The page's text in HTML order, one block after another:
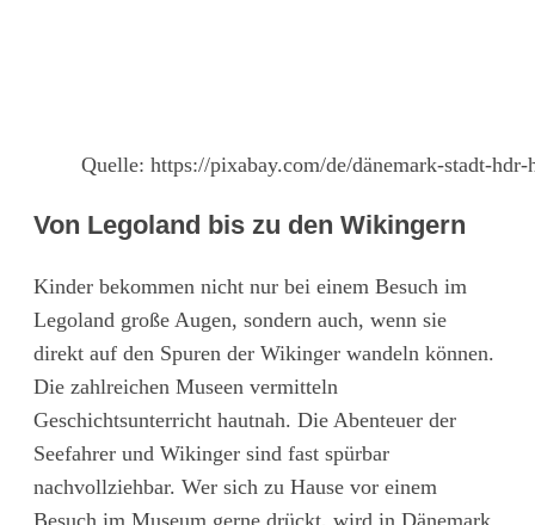
Quelle: https://pixabay.com/de/dänemark-stadt-
Von Legoland bis zu den Wikingern
Kinder bekommen nicht nur bei einem Besuch im
Legoland große Augen, sondern auch, wenn sie
direkt auf den Spuren der Wikinger wandeln können.
Die zahlreichen Museen vermitteln
Geschichtsunterricht hautnah. Die Abenteuer der
Seefahrer und Wikinger sind fast spürbar
nachvollziehbar. Wer sich zu Hause vor einem